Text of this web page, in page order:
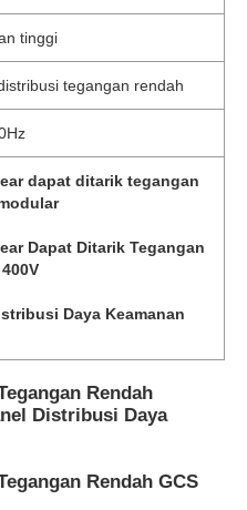
tinggi
tegangan rendah
dapat ditarik tegangan
Dapat Ditarik Tegangan
Daya Keamanan
Rendah
Distribusi Daya
Rendah GCS